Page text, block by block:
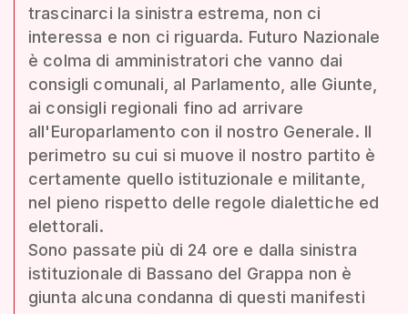
trascinarci la sinistra estrema, non ci
interessa e non ci riguarda. Futuro Nazionale
è colma di amministratori che vanno dai
consigli comunali, al Parlamento, alle Giunte,
ai consigli regionali fino ad arrivare
all'Europarlamento con il nostro Generale. Il
perimetro su cui si muove il nostro partito è
certamente quello istituzionale e militante,
nel pieno rispetto delle regole dialettiche ed
elettorali.
Sono passate più di 24 ore e dalla sinistra
istituzionale di Bassano del Grappa non è
giunta alcuna condanna di questi manifesti